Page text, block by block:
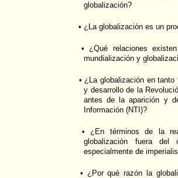
globalización?
• ¿La globalización es un
• ¿Qué relaciones
mundialización y
• ¿La globalización en
y desarrollo de la
antes de la aparición y
Información (NTI)?
• ¿En términos de la
globalización fuera del
especialmente de
• ¿Por qué razón la